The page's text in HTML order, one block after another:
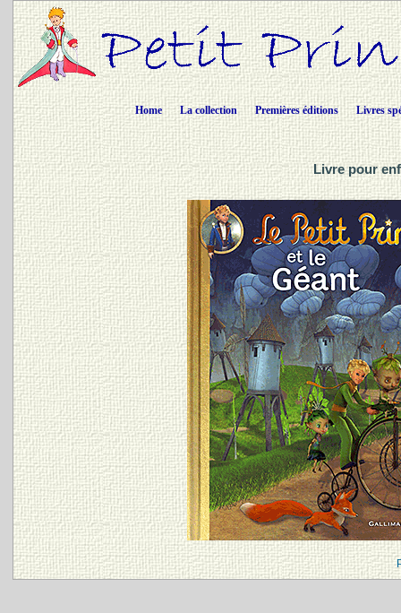
Home La collection Premières éditions Livres
Livre pour